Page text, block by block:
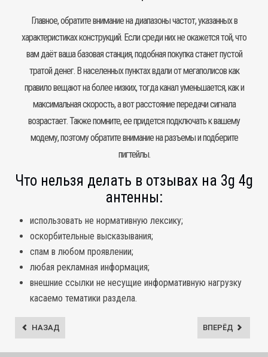
Главное, обратите внимание на диапазоны частот, указанных в
характеристиках конструкций. Если среди них не окажется той, что
вам даёт ваша базовая станция, подобная покупка станет пустой
тратой денег. В населенных пунктах вдали от мегаполисов как
правило вещают на более низких, тогда канал уменьшается, как и
максимальная скорость, а вот расстояние передачи сигнала
возрастает. Также помните, ее придется подключать к вашему
модему, поэтому обратите внимание на разъемы и подберите
пигтейлы.
Что нельзя делать в отзывах на 3g 4g
антенны:
использовать не нормативную лексику;
оскорбительные высказывания;
спам в любом проявлении;
любая рекламная информация;
внешние ссылки не несущие информативную нагрузку
касаемо тематики раздела.
НАЗАД ВПЕРЁД